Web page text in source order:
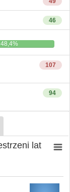
46
48,4%
107
94
lat